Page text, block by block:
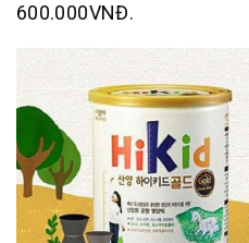
600.000VNĐ.